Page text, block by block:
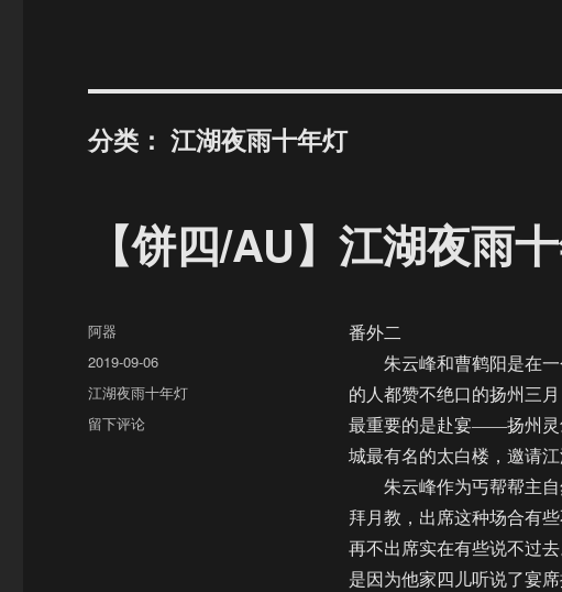
分类：江湖夜雨十年灯
【饼四/AU】江湖夜雨
番外二
朱云峰和曹鹤阳是在一
的人都赞不绝口的扬州三
最重要的是赴宴——扬州灵
城最有名的太白楼，邀请江
朱云峰作为丐帮帮主自
拜月教，出席这种场合有
再不出席实在有些说不过
是因为他家四儿听说了宴
作
者
阿器
发
布
于
2019-09-06
分
类
江湖夜雨十年灯
于
留下评论